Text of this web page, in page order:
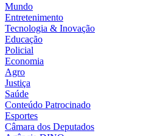
Mundo
Entretenimento
Tecnologia & Inovação
Educação
Policial
Economia
Agro
Justiça
Saúde
Conteúdo Patrocinado
Esportes
Câmara dos Deputados